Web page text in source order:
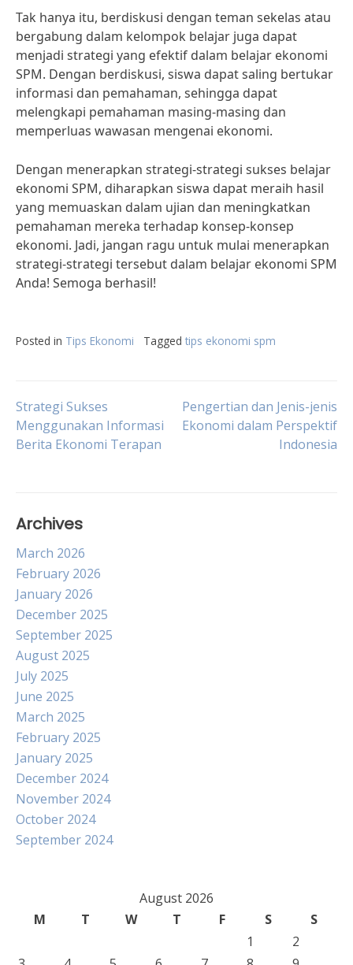
Tak hanya itu, berdiskusi dengan teman sekelas atau
bergabung dalam kelompok belajar juga dapat
menjadi strategi yang efektif dalam belajar ekonomi
SPM. Dengan berdiskusi, siswa dapat saling bertukar
informasi dan pemahaman, sehingga dapat
melengkapi pemahaman masing-masing dan
memperluas wawasan mengenai ekonomi.
Dengan menerapkan strategi-strategi sukses belajar
ekonomi SPM, diharapkan siswa dapat meraih hasil
yang memuaskan dalam ujian dan meningkatkan
pemahaman mereka terhadap konsep-konsep
ekonomi. Jadi, jangan ragu untuk mulai menerapkan
strategi-strategi tersebut dalam belajar ekonomi SPM
Anda! Semoga berhasil!
Posted in Tips Ekonomi Tagged tips ekonomi spm
Post
navigation
Strategi Sukses
Menggunakan Informasi
Berita Ekonomi Terapan
Pengertian dan Jenis-jenis
Ekonomi dalam Perspektif
Indonesia
Archives
March 2026
February 2026
January 2026
December 2025
September 2025
August 2025
July 2025
June 2025
March 2025
February 2025
January 2025
December 2024
November 2024
October 2024
September 2024
August 2026
M
T W T F S
S
1
2